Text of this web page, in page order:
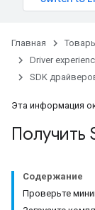
Главная
Driver
SDK
Эта информация
Получить
Содержание
Проверьте